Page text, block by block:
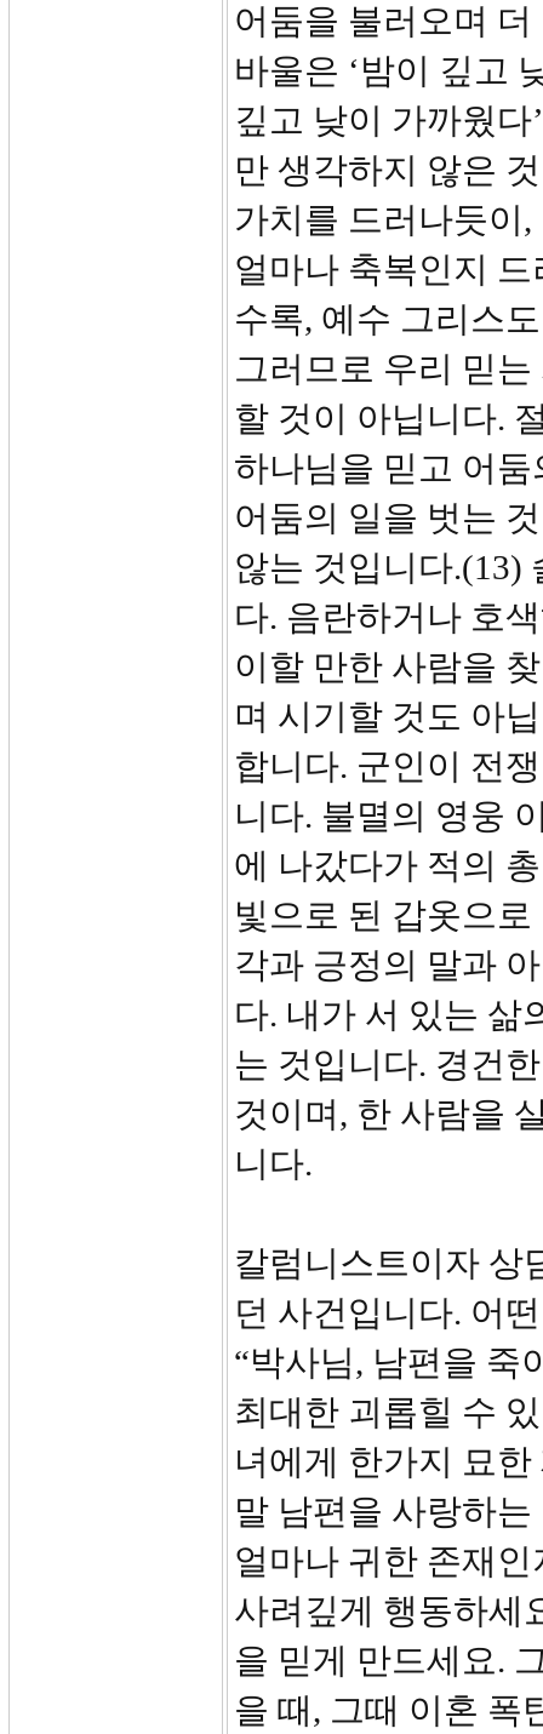
어둠을 불러오며
바울은 ‘밤이 깊고
깊고 낮이 가까웠
만 생각하지 않은
가치를 드러나듯이
얼마나 축복인지
수록, 예수 그리스
그러므로 우리 믿
할 것이 아닙니다.
하나님을 믿고 어
어둠의 일을 벗는
않는 것입니다.(13)
다. 음란하거나 호
이할 만한 사람을
며 시기할 것도 아
합니다. 군인이 전
니다. 불멸의 영웅
에 나갔다가 적의
빛으로 된 갑옷으
각과 긍정의 말과
다. 내가 서 있는 삶
는 것입니다. 경건
것이며, 한 사람을
니다.
칼럼니스트이자 상
던 사건입니다. 어
“박사님, 남편을 죽
최대한 괴롭힐 수
녀에게 한가지 묘
말 남편을 사랑하
얼마나 귀한 존재
사려깊게 행동하세
을 믿게 만드세요.
을 때, 그때 이혼 폭